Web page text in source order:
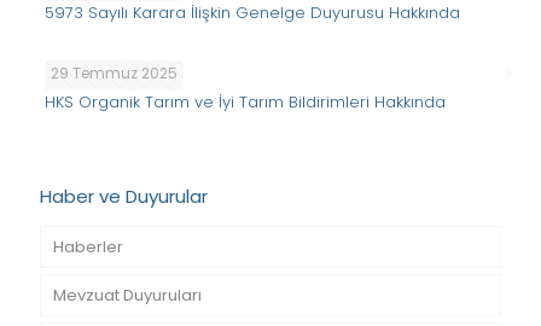
5973 Sayılı Karara İlişkin Genelge Duyurusu Hakkında
29 Temmuz 2025
HKS Organik Tarım ve İyi Tarım Bildirimleri Hakkında
Haber ve Duyurular
Haberler
Mevzuat Duyuruları